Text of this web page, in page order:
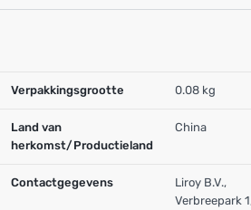
Verpakkingsgrootte 0.08 kg
Land van
herkomst/Productieland
China
Contactgegevens
Liroy B.V.,
Verbreepark